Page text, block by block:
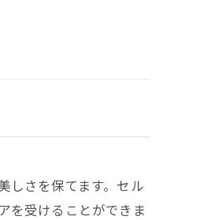
しさを保てます。セル
を受けることができま